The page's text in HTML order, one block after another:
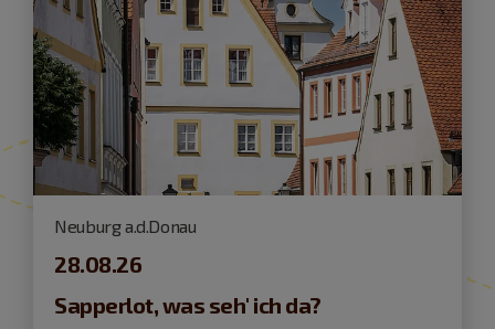
Neuburg a.d.Donau
28.08.26
Sapperlot, was seh' ich da?